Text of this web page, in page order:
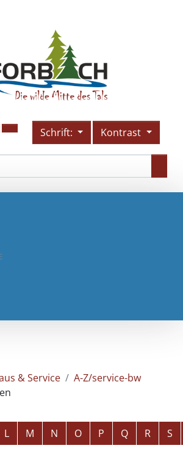
Schrift: Kontrast
& Service
A-Z/service-bw
überspringen
L M N O P Q R S